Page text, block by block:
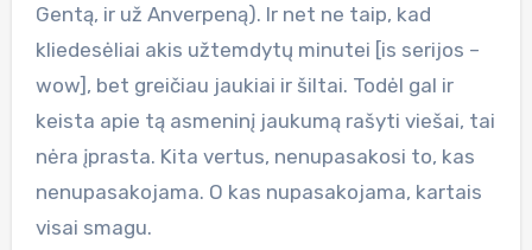
Gentą, ir už Anverpeną). Ir net ne taip, kad
kliedesėliai akis užtemdytų minutei [is serijos –
wow], bet greičiau jaukiai ir šiltai. Todėl gal ir
keista apie tą asmeninį jaukumą rašyti viešai, tai
nėra įprasta. Kita vertus, nenupasakosi to, kas
nenupasakojama. O kas nupasakojama, kartais
visai smagu.